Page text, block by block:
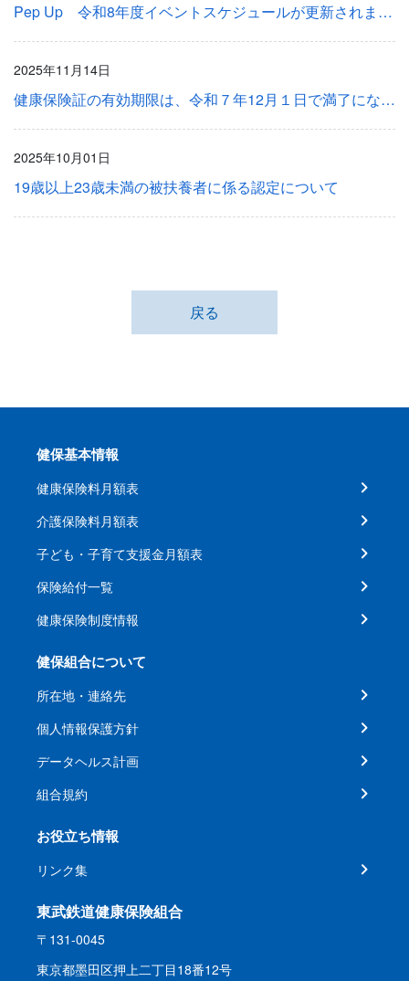
Pep Up 令和8年度イベントスケジュールが更新されました ！
2025年11月14日
健康保険証の有効期限は、令和７年12月１日で満了になります
2025年10月01日
19歳以上23歳未満の被扶養者に係る認定について
戻る
健保基本情報
健康保険料月額表
介護保険料月額表
子ども・子育て支援金月額表
保険給付一覧
健康保険制度情報
健保組合について
所在地・連絡先
個人情報保護方針
データヘルス計画
組合規約
お役立ち情報
リンク集
東武鉄道健康保険組合
〒131-0045
東京都墨田区押上二丁目18番12号